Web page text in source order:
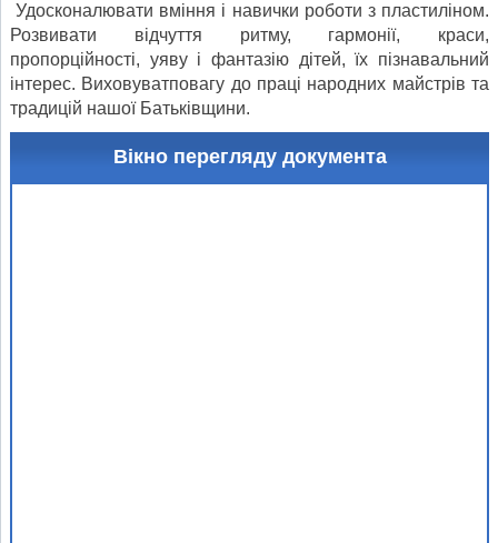
Удосконалювати вміння і навички роботи з пластиліном.
Розвивати відчуття ритму, гармонії, краси,
пропорційності, уяву і фантазію дітей, їх пізнавальний
інтерес. Виховуватповагу до праці народних майстрів та
традицій нашої Батьківщини.
Вікно перегляду документа